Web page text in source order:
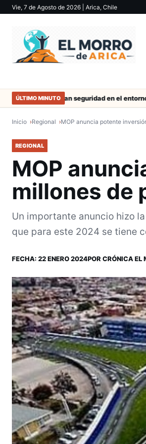
Vie, 7 de Agosto de 2026 | Arica, Chile
ÚLTIMO MINUTO
Refuerzan seguridad en el entorno
Inicio Regional MOP anuncia potente
REGIONAL
MOP
millones de
Un importante anuncio hizo
que para este 2024 se tiene
FECHA: 22 ENERO 2024POR CRÓNICA EL